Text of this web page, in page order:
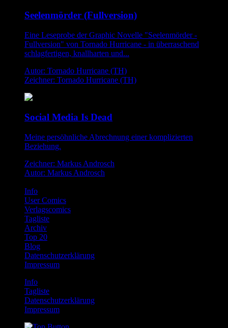
Seelenmörder (Fullversion)
Eine Leseprobe der Graphic Novelle "Seelenmörder -
Fullversion" von Tornado Hurricane - in überraschend
schlagfertigen, knallharten und...
Autor: Tornado Hurricane (TH)
Zeichner: Tornado Hurricane (TH)
Social Media Is Dead
Meine persöhnliche Abrechnung einer komplizierten
Beziehung.
Zeichner: Markus Androsch
Autor: Markus Androsch
Info
User Comics
Verlagscomics
Tagliste
Archiv
Top 20
Blog
Datenschutzerklärung
Impressum
Info
Tagliste
Datenschutzerklärung
Impressum